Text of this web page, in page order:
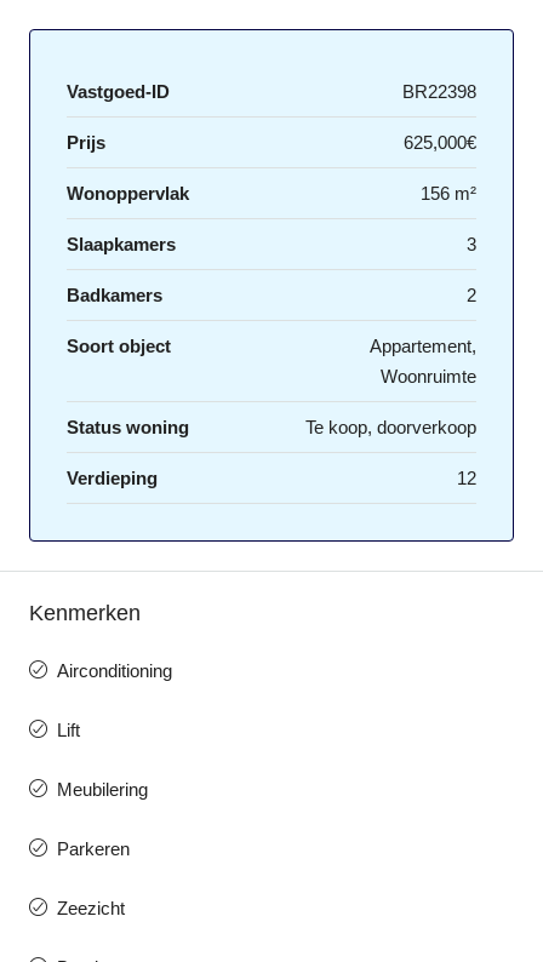
Vastgoed-ID BR22398
Prijs 625,000€
Wonoppervlak 156 m²
Slaapkamers 3
Badkamers 2
Soort object
Appartement,
Woonruimte
Status woning Te koop, doorverkoop
Verdieping 12
Kenmerken
Airconditioning
Lift
Meubilering
Parkeren
Zeezicht